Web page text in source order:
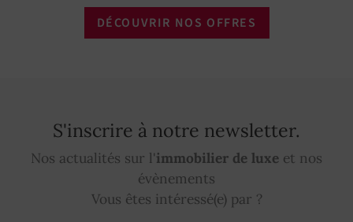
DÉCOUVRIR NOS OFFRES
S'inscrire à notre newsletter.
Nos actualités sur l'immobilier de luxe et nos
évènements
Vous êtes intéressé(e) par ?